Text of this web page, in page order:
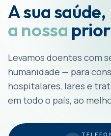
A sua saúde,
a nossa
Levamos doentes com
humanidade — para
hospitalares, lares e
em todo o país, ao